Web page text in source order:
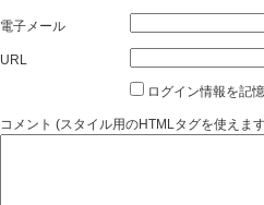
電子メール
URL
ログイン情報を記憶
コメント (スタイル用のHTMLタグを使えま